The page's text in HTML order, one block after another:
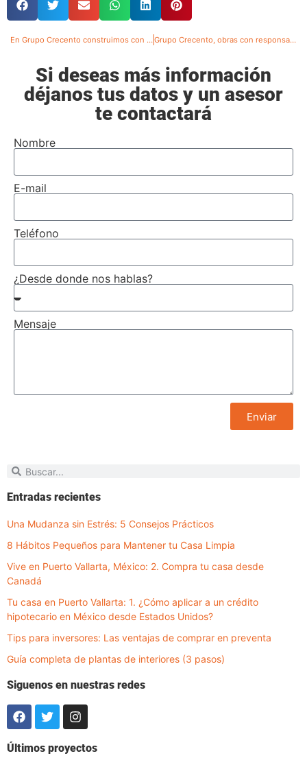
En Grupo Crecento construimos con arte Grupo Crecento, obras con responsabilidad social
Si deseas más información
déjanos tus datos y un asesor
te contactará
Nombre
E-mail
Teléfono
¿Desde donde nos hablas?
Mensaje
Enviar
Entradas recientes
Una Mudanza sin Estrés: 5 Consejos Prácticos
8 Hábitos Pequeños para Mantener tu Casa Limpia
Vive en Puerto Vallarta, México: 2. Compra tu casa desde
Canadá
Tu casa en Puerto Vallarta: 1. ¿Cómo aplicar a un crédito
hipotecario en México desde Estados Unidos?
Tips para inversores: Las ventajas de comprar en preventa
Guía completa de plantas de interiores (3 pasos)
Siguenos en nuestras redes
Últimos proyectos